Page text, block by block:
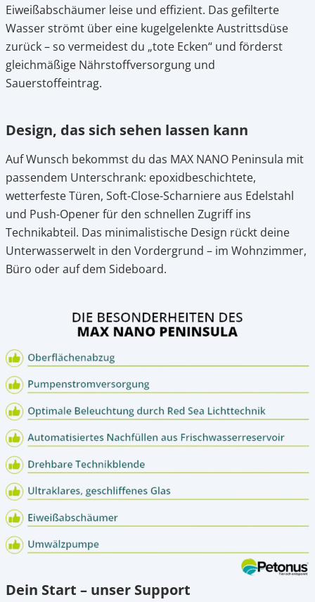
Eiweißabschäumer leise und effizient. Das gefilterte
Wasser strömt über eine kugelgelenkte Austrittsdüse
zurück – so vermeidest du „tote Ecken“ und förderst
gleichmäßige Nährstoffversorgung und
Sauerstoffeintrag.
Design, das sich sehen lassen kann
Auf Wunsch bekommst du das MAX NANO Peninsula mit
passendem Unterschrank: epoxidbeschichtete,
wetterfeste Türen, Soft-Close-Scharniere aus Edelstahl
und Push-Opener für den schnellen Zugriff ins
Technikabteil. Das minimalistische Design rückt deine
Unterwasserwelt in den Vordergrund – im Wohnzimmer,
Büro oder auf dem Sideboard.
Dein Start – unser Support